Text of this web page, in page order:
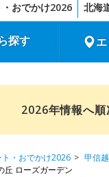
おでかけ2026 北海
探す
2026年情報へ順
・おでかけ2026 甲信
丘 ローズガーデン